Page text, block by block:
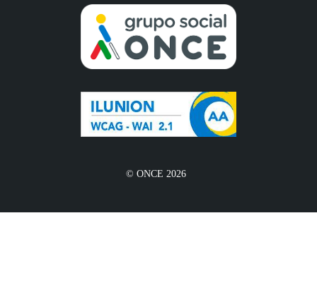
© ONCE 2026